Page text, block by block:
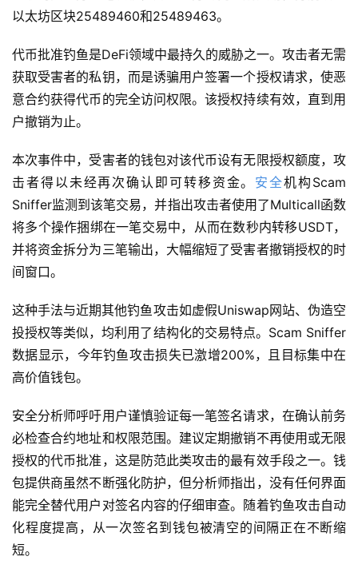
以太坊区块25489460和25489463。
代币批准钓鱼是DeFi领域中最持久的威胁之一。攻击者无需
获取受害者的私钥，而是诱骗用户签署一个授权请求，使恶
意合约获得代币的完全访问权限。该授权持续有效，直到用
户撤销为止。
本次事件中，受害者的钱包对该代币设有无限授权额度，攻
击者得以未经再次确认即可转移资金。 安全机构Scam
Sniffer监测到该笔交易，并指出攻击者使用了Multicall函数
将多个操作捆绑在一笔交易中，从而在数秒内转移USDT，
并将资金拆分为三笔输出，大幅缩短了受害者撤销授权的时
间窗口。
这种手法与近期其他钓鱼攻击如虚假Uniswap网站、伪造空
投授权等类似，均利用了结构化的交易特点。Scam Sniffer
数据显示，今年钓鱼攻击损失已激增200%，且目标集中在
高价值钱包。
安全分析师呼吁用户谨慎验证每一笔签名请求，在确认前务
必检查合约地址和权限范围。建议定期撤销不再使用或无限
授权的代币批准，这是防范此类攻击的最有效手段之一。钱
包提供商虽然不断强化防护，但分析师指出，没有任何界面
能完全替代用户对签名内容的仔细审查。随着钓鱼攻击自动
化程度提高，从一次签名到钱包被清空的间隔正在不断缩
短。